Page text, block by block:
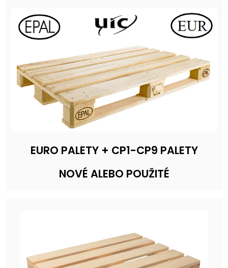
EURO PALETY + CP1-CP9 PALETY
NOVÉ ALEBO POUŽITÉ